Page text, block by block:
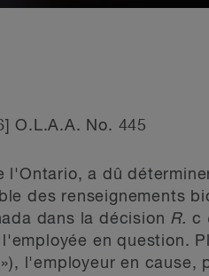
O.L.A.A. No. 445
l'Ontario, a dû
des renseignements
dans la décision R. c
en question.
l'employeur en cause,